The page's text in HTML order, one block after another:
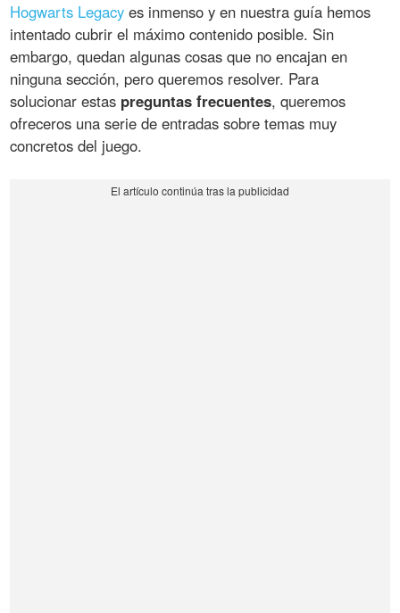
Hogwarts Legacy es inmenso y en nuestra guía hemos
intentado cubrir el máximo contenido posible. Sin
embargo, quedan algunas cosas que no encajan en
ninguna sección, pero queremos resolver. Para
solucionar estas preguntas frecuentes, queremos
ofreceros una serie de entradas sobre temas muy
concretos del juego.